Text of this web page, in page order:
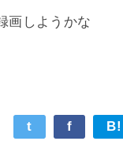
画しようかな
t f B!